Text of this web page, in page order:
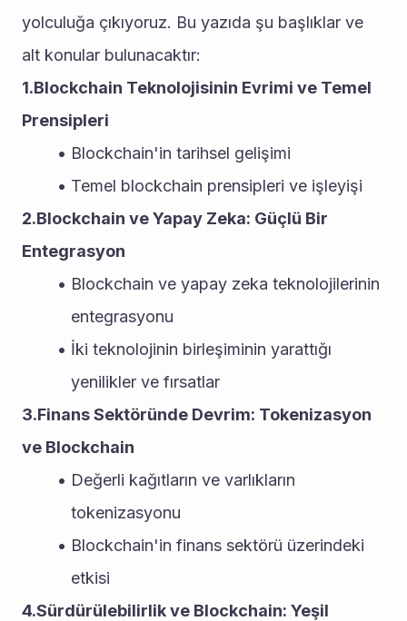
yolculuğa çıkıyoruz. Bu yazıda şu başlıklar ve
alt konular bulunacaktır:
1.Blockchain Teknolojisinin Evrimi ve Temel
Prensipleri
Blockchain'in tarihsel gelişimi
Temel blockchain prensipleri ve işleyişi
2.Blockchain ve Yapay Zeka: Güçlü Bir
Entegrasyon
Blockchain ve yapay zeka teknolojilerinin
entegrasyonu
İki teknolojinin birleşiminin yarattığı
yenilikler ve fırsatlar
3.Finans Sektöründe Devrim: Tokenizasyon
ve Blockchain
Değerli kağıtların ve varlıkların
tokenizasyonu
Blockchain'in finans sektörü üzerindeki
etkisi
4.Sürdürülebilirlik ve Blockchain: Yeşil